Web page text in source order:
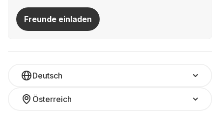
Freunde einladen
Deutsch
Österreich